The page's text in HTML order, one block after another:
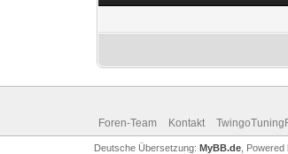
Foren-Team Kontakt
Deutsche Übersetzung: MyBB.de, Powered